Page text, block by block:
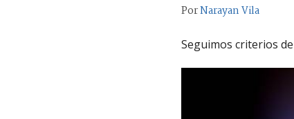
PorNarayan Vila
Seguimos criterios de